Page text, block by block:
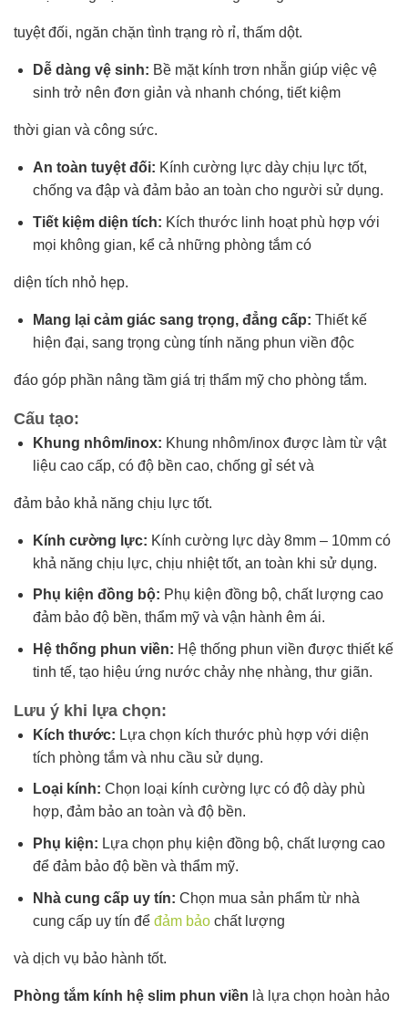
tuyệt đối, ngăn chặn tình trạng rò rỉ, thấm dột.
Dễ dàng vệ sinh: Bề mặt kính trơn nhẵn giúp việc vệ
sinh trở nên đơn giản và nhanh chóng, tiết kiệm
thời gian và công sức.
An toàn tuyệt đối: Kính cường lực dày chịu lực tốt,
chống va đập và đảm bảo an toàn cho người sử dụng.
Tiết kiệm diện tích: Kích thước linh hoạt phù hợp với
mọi không gian, kể cả những phòng tắm có
diện tích nhỏ hẹp.
Mang lại cảm giác sang trọng, đẳng cấp: Thiết kế
hiện đại, sang trọng cùng tính năng phun viền độc
đáo góp phần nâng tầm giá trị thẩm mỹ cho phòng tắm.
Cấu tạo:
Khung nhôm/inox: Khung nhôm/inox được làm từ vật
liệu cao cấp, có độ bền cao, chống gỉ sét và
đảm bảo khả năng chịu lực tốt.
Kính cường lực: Kính cường lực dày 8mm – 10mm có
khả năng chịu lực, chịu nhiệt tốt, an toàn khi sử dụng.
Phụ kiện đồng bộ: Phụ kiện đồng bộ, chất lượng cao
đảm bảo độ bền, thẩm mỹ và vận hành êm ái.
Hệ thống phun viền: Hệ thống phun viền được thiết kế
tinh tế, tạo hiệu ứng nước chảy nhẹ nhàng, thư giãn.
Lưu ý khi lựa chọn:
Kích thước: Lựa chọn kích thước phù hợp với diện
tích phòng tắm và nhu cầu sử dụng.
Loại kính: Chọn loại kính cường lực có độ dày phù
hợp, đảm bảo an toàn và độ bền.
Phụ kiện: Lựa chọn phụ kiện đồng bộ, chất lượng cao
để đảm bảo độ bền và thẩm mỹ.
Nhà cung cấp uy tín: Chọn mua sản phẩm từ nhà
cung cấp uy tín để đảm bảochất lượng
và dịch vụ bảo hành tốt.
Phòng tắm kính hệ slim phun viền là lựa chọn hoàn hảo